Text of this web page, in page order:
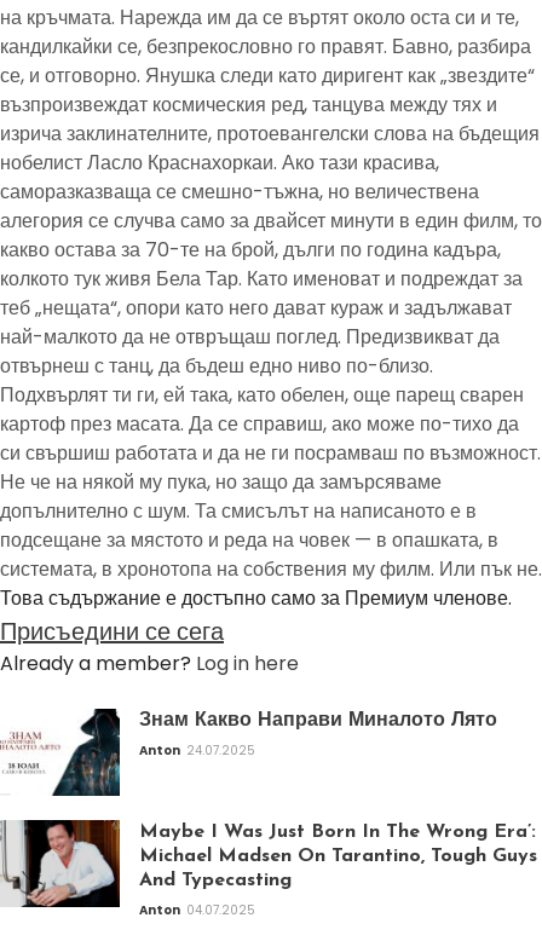
на кръчмата. Нарежда им да се въртят около оста си и те,
кандилкайки се, безпрекословно го правят. Бавно, разбира
се, и отговорно. Янушка следи като диригент как „звездите“
възпроизвеждат космическия ред, танцува между тях и
изрича заклинателните, протоевангелски слова на бъдещия
нобелист Ласло Краснахоркаи. Ако тази красива,
саморазказваща се смешно-тъжна, но величествена
алегория се случва само за двайсет минути в един филм, то
какво остава за 70-те на брой, дълги по година кадъра,
колкото тук живя Бела Тар. Като именоват и подреждат за
теб „нещата“, опори като него дават кураж и задължават
най-малкото да не отвръщаш поглед. Предизвикват да
отвърнеш с танц, да бъдеш едно ниво по-близо.
Подхвърлят ти ги, ей така, като обелен, още парещ сварен
картоф през масата. Да се справиш, ако може по-тихо да
си свършиш работата и да не ги посрамваш по възможност.
Не че на някой му пука, но защо да замърсяваме
допълнително с шум. Та смисълът на написаното е в
подсещане за мястото и реда на човек — в опашката, в
системата, в хронотопа на собствения му филм. Или пък не.
Това съдържание е достъпно само за Премиум членове.
Присъедини се сега
Already a member? Log in here
Знам Какво Направи Миналото Лято
Anton 24.07.2025
Maybe I Was Just Born In The Wrong Era’:
Michael Madsen On Tarantino, Tough Guys
And Typecasting
Anton 04.07.2025